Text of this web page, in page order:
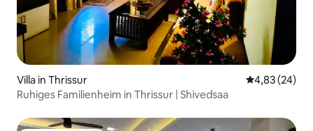
Villa in Thrissur
4,83 (24)
Ruhiges Familienheim in Thrissur | Shivedsaa